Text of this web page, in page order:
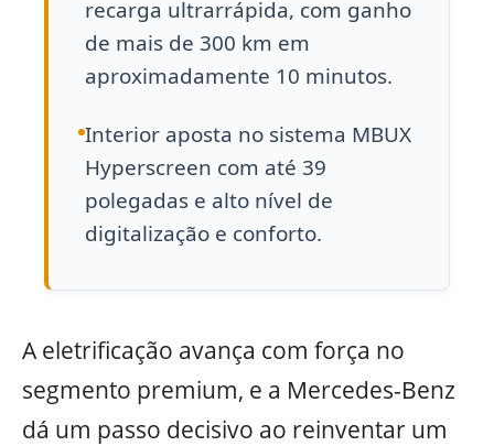
recarga ultrarrápida, com ganho
de mais de 300 km em
aproximadamente 10 minutos.
Interior aposta no sistema MBUX
Hyperscreen com até 39
polegadas e alto nível de
digitalização e conforto.
A eletrificação avança com força no
segmento premium, e a Mercedes-Benz
dá um passo decisivo ao reinventar um